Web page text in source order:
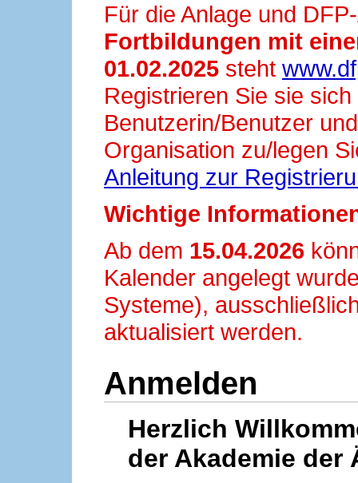
Für die Anlage und
Fortbildungen mit
01.02.2025 steht
Registrieren Sie sie
Benutzerin/Benutzer
Organisation zu/legen
Anleitung zur
Wichtige
Ab dem 15.04.2026
Kalender angelegt
Systeme),
aktualisiert werden.
Anmelden
Herzlich
der Akademie der